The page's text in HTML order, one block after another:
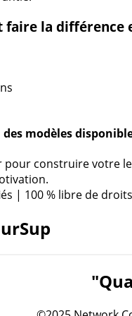
la différence
modèles
pour construire votre
| 100 % libre de